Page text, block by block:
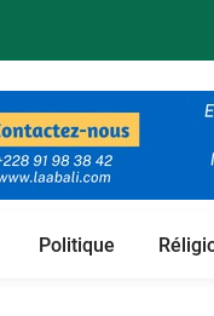
Politique